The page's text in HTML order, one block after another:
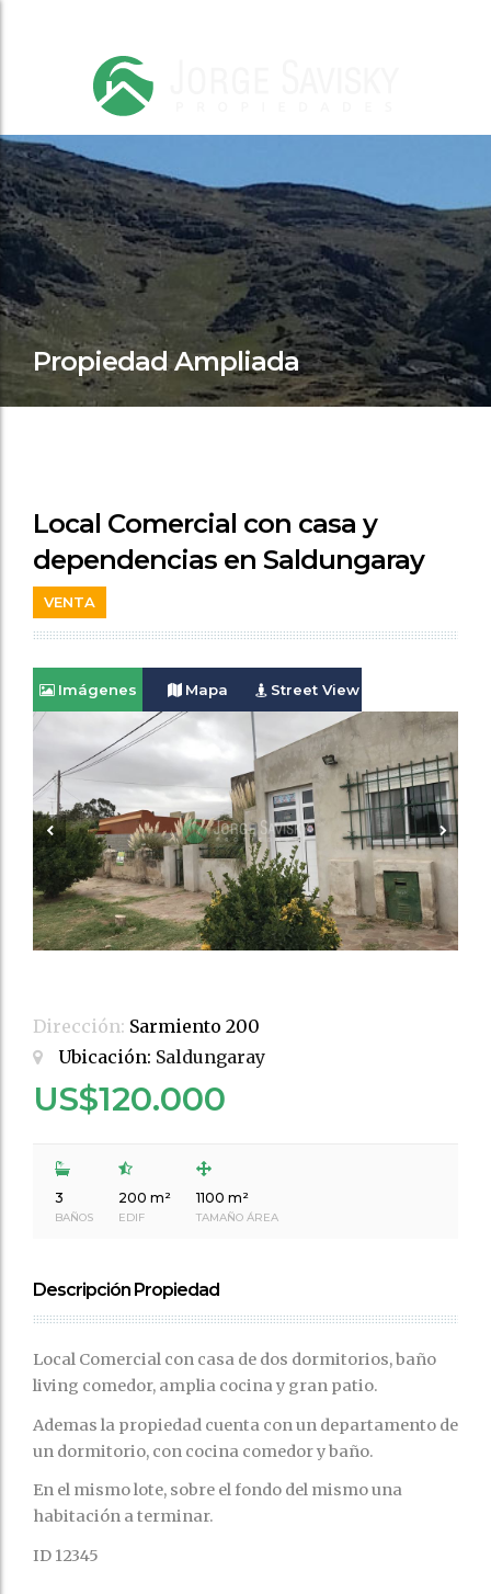
Propiedad Ampliada
Local Comercial con casa y
dependencias en Saldungaray
VENTA
Imágenes Mapa Street View
Dirección: Sarmiento 200
Ubicación: Saldungaray
US$120.000
3
BAÑOS
200 m²
EDIF
1100 m²
TAMAÑO ÁREA
Descripción Propiedad
Local Comercial con casa de dos dormitorios, baño
living comedor, amplia cocina y gran patio.
Ademas la propiedad cuenta con un departamento de
un dormitorio, con cocina comedor y baño.
En el mismo lote, sobre el fondo del mismo una
habitación a terminar.
ID 12345